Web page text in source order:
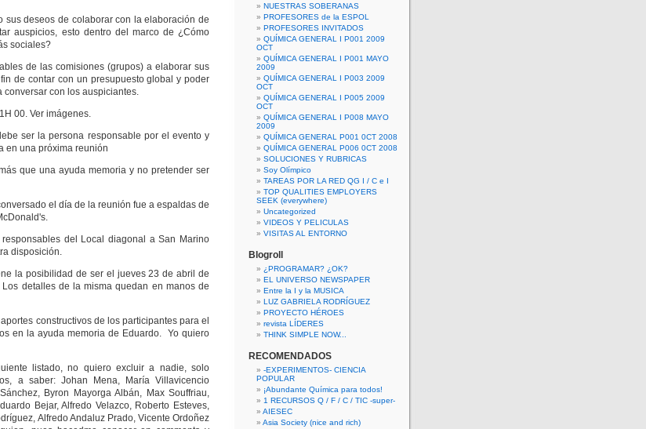
sus deseos de colaborar con la elaboración de
auspicios, esto dentro del marco de ¿Cómo
sociales?
de las comisiones (grupos) a elaborar sus
de contar con un presupuesto global y poder
con los auspiciantes.
00. Ver imágenes.
ser la persona responsable por el evento y
en una próxima reunión
que una ayuda memoria y no pretender ser
el día de la reunión fue a espaldas de
del Local diagonal a San Marino
disposición.
la posibilidad de ser el jueves 23 de abril de
detalles de la misma quedan en manos de
constructivos de los participantes para el
en la ayuda memoria de Eduardo. Yo quiero
listado, no quiero excluir a nadie, solo
a saber: Johan Mena, María Villavicencio
Byron Mayorga Albán, Max Souffriau,
Bejar, Alfredo Velazco, Roberto Esteves,
Alfredo Andaluz Prado, Vicente Ordoñez
NUESTRAS SOBERANAS
PROFESORES de la ESPOL
PROFESORES INVITADOS
QUÍMICA GENERAL I P001 2009
OCT
QUÍMICA GENERAL I P001 MAYO
2009
QUÍMICA GENERAL I P003 2009
OCT
QUÍMICA GENERAL I P005 2009
OCT
QUÍMICA GENERAL I P008 MAYO
2009
QUÍMICA GENERAL P001 0CT 2008
QUÍMICA GENERAL P006 0CT 2008
SOLUCIONES Y RUBRICAS
Soy Olímpico
TAREAS POR LA RED QG I / C e I
TOP QUALITIES EMPLOYERS
SEEK (everywhere)
Uncategorized
VIDEOS Y PELICULAS
VISITAS AL ENTORNO
Blogroll
¿PROGRAMAR? ¿OK?
EL UNIVERSO NEWSPAPER
Entre la I y la MUSICA
LUZ GABRIELA RODRÍGUEZ
PROYECTO HÉROES
revista LÍDERES
THINK SIMPLE NOW...
RECOMENDADOS
-EXPERIMENTOS- CIENCIA
POPULAR
¡Abundante Química para todos!
1 RECURSOS Q / F / C / TIC -super-
AIESEC
Asia Society (nice and rich)